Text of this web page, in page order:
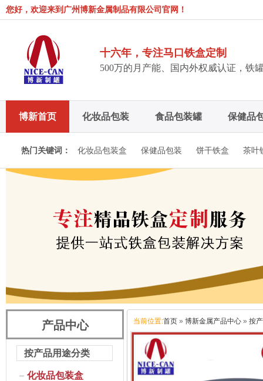
您好，欢迎来到广州博新金属制品有限公司官网！
十六年，专注马口铁盒定制
500万的月产能、国内外权威认证，铁
博新首页 化妆品包装 食品包装罐 保健品
博新招聘
热门关键词： 化妆品包装盒 保健品包装 饼干铁盒 茶叶
产品中心
按产品用途分类
化妆品包装盒
当前位置:首页 » 博新金属产品中心 » 按